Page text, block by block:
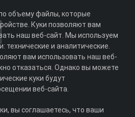
объему файлы, которые
Куки позволяют вам
наш веб-сайт. Мы используем
технические и аналитические.
вам использовать наш веб-
отказаться. Однако вы можете
куки будут
веб-сайта.
вы соглашаетесь, что ваши